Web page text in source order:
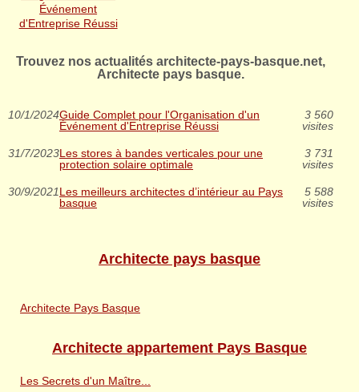
Événement
d'Entreprise Réussi
Trouvez nos actualités architecte-pays-basque.net,
Architecte pays basque.
10/1/2024Guide Complet pour l'Organisation d'un
Événement d'Entreprise Réussi
3 560
visites
31/7/2023Les stores à bandes verticales pour une
protection solaire optimale
3 731
visites
30/9/2021Les meilleurs architectes d’intérieur au Pays
basque
5 588
visites
Architecte pays basque
Architecte Pays Basque
Architecte appartement Pays Basque
Les Secrets d'un Maître...